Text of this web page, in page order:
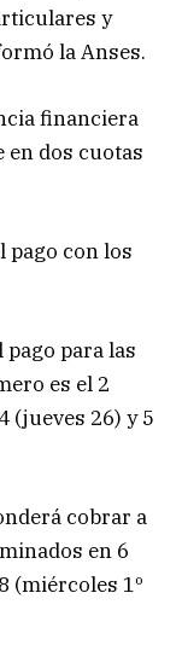
y
la Anses.
financiera
en dos cuotas
pago con los
para las
es el 2
(jueves 26) y 5
cobrar a
en 6
(miércoles 1º